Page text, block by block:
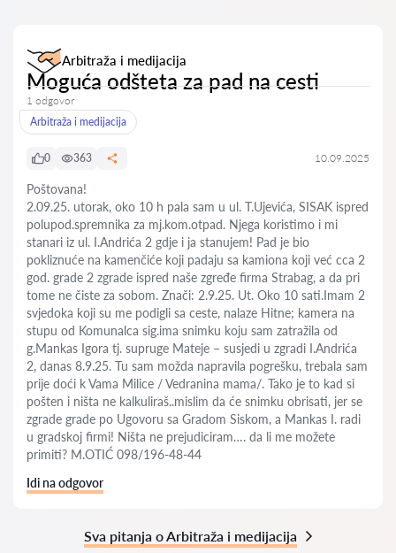
Arbitraža i medijacija
Moguća odšteta za pad na cesti
1 odgovor
Arbitraža i medijacija
0 363 10.09.2025
Poštovana!
2.09.25. utorak, oko 10 h pala sam u ul. T.Ujevića, SISAK ispred
polupod.spremnika za mj.kom.otpad. Njega koristimo i mi
stanari iz ul. I.Andrića 2 gdje i ja stanujem! Pad je bio
pokliznuće na kamenčiće koji padaju sa kamiona koji već cca 2
god. grade 2 zgrade ispred naše zgređe firma Strabag, a da pri
tome ne čiste za sobom. Znači: 2.9.25. Ut. Oko 10 sati.Imam 2
svjedoka koji su me podigli sa ceste, nalaze Hitne; kamera na
stupu od Komunalca sig.ima snimku koju sam zatražila od
g.Mankas Igora tj. supruge Mateje – susjedi u zgradi I.Andrića
2, danas 8.9.25. Tu sam možda napravila pogrešku, trebala sam
prije doći k Vama Milice / Vedranina mama/. Tako je to kad si
pošten i ništa ne kalkuliraš..mislim da će snimku obrisati, jer se
zgrade grade po Ugovoru sa Gradom Siskom, a Mankas I. radi
u gradskoj firmi! Ništa ne prejudiciram…. da li me možete
primiti? M.OTIĆ 098/196-48-44
Idi na odgovor
Sva pitanja o Arbitraža i medijacija